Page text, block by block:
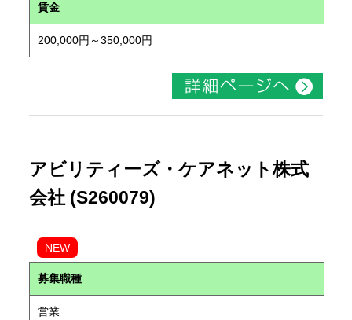
賃金
200,000円～350,000円
アビリティーズ・ケアネット株式
会社 (S260079)
NEW
募集職種
営業